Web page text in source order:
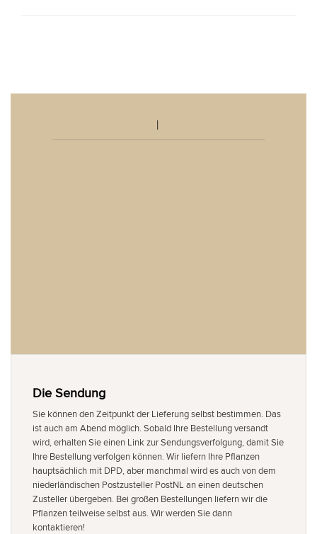
Die Sendung
Sie können den Zeitpunkt der Lieferung selbst bestimmen. Das
ist auch am Abend möglich. Sobald Ihre Bestellung versandt
wird, erhalten Sie einen Link zur Sendungsverfolgung, damit Sie
Ihre Bestellung verfolgen können. Wir liefern Ihre Pflanzen
hauptsächlich mit DPD, aber manchmal wird es auch von dem
niederländischen Postzusteller PostNL an einen deutschen
Zusteller übergeben. Bei großen Bestellungen liefern wir die
Pflanzen teilweise selbst aus. Wir werden Sie dann
kontaktieren!